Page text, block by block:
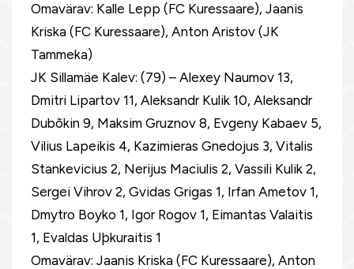
Omavärav: Kalle Lepp (FC Kuressaare), Jaanis
Kriska (FC Kuressaare), Anton Aristov (JK
Tammeka)
JK Sillamäe Kalev: (79) – Alexey Naumov 13,
Dmitri Lipartov 11, Aleksandr Kulik 10, Aleksandr
Dubõkin 9, Maksim Gruznov 8, Evgeny Kabaev 5,
Vilius Lapeikis 4, Kazimieras Gnedojus 3, Vitalis
Stankevicius 2, Nerijus Maciulis 2, Vassili Kulik 2,
Sergei Vihrov 2, Gvidas Grigas 1, Irfan Ametov 1,
Dmytro Boyko 1, Igor Rogov 1, Eimantas Valaitis
1, Evaldas Uþkuraitis 1
Omavärav: Jaanis Kriska (FC Kuressaare), Anton